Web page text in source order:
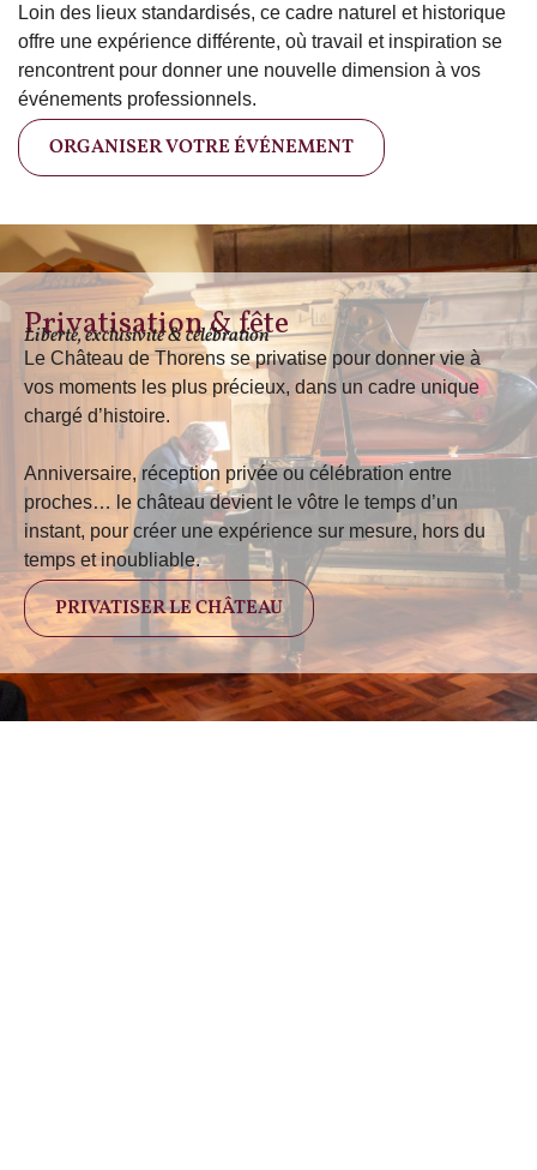
Loin des lieux standardisés, ce cadre naturel et historique
offre une expérience différente, où travail et inspiration se
rencontrent pour donner une nouvelle dimension à vos
événements professionnels.
ORGANISER VOTRE ÉVÉNEMENT
Privatisation & fête
Liberté, exclusivité & célébration
Le Château de Thorens se privatise pour donner vie à
vos moments les plus précieux, dans un cadre unique
chargé d’histoire.
Anniversaire, réception privée ou célébration entre
proches… le château devient le vôtre le temps d’un
instant, pour créer une expérience sur mesure, hors du
temps et inoubliable.
PRIVATISER LE CHÂTEAU